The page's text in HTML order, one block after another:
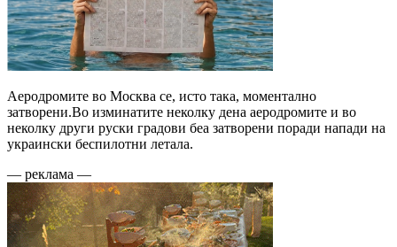
Аеродромите во Москва се, исто така, моментално
затворени.Во изминатите неколку дена аеродромите и во
неколку други руски градови беа затворени поради напади на
украински беспилотни летала.
— реклама —